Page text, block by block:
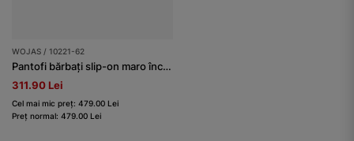
WOJAS / 10221-62
Pantofi bărbați slip-on maro închis
311.90 Lei
Cel mai mic preț: 479.00 Lei
Preț normal: 479.00 Lei